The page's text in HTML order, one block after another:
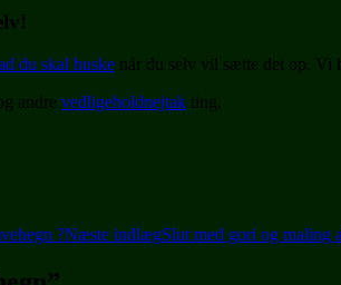
du skal huske når du selv vil sætte det op. Vi
andre vedligeholdnejtak ting.
?Næste indlægSlut med gori og maling